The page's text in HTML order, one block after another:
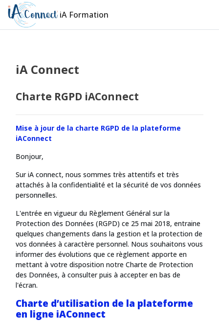
Passer au contenu principal
iA Formation
iA Connect
Charte RGPD iAConnect
Mise à jour de la charte RGPD de la plateforme
iAConnect
Bonjour,
Sur iA connect, nous sommes très attentifs et très
attachés à la confidentialité et la sécurité de vos données
personnelles.
L'entrée en vigueur du Règlement Général sur la
Protection des Données (RGPD) ce 25 mai 2018, entraine
quelques changements dans la gestion et la protection de
vos données à caractère personnel. Nous souhaitons vous
informer des évolutions que ce règlement apporte en
mettant à votre disposition notre Charte de Protection
des Données, à consulter puis à accepter en bas de
l'écran.
Charte d’utilisation de la plateforme
en ligne iAConnect